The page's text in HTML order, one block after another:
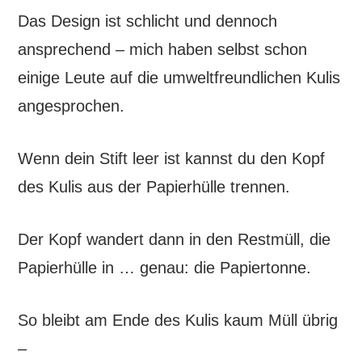
Das Design ist schlicht und dennoch
ansprechend – mich haben selbst schon
einige Leute auf die umweltfreundlichen Kulis
angesprochen.
Wenn dein Stift leer ist kannst du den Kopf
des Kulis aus der Papierhülle trennen.
Der Kopf wandert dann in den Restmüll, die
Papierhülle in … genau: die Papiertonne.
So bleibt am Ende des Kulis kaum Müll übrig
–